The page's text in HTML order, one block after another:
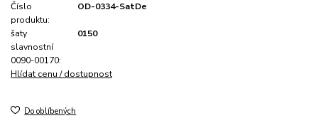
Číslo
produktu:
OD-0334-SatDe
šaty
slavnostní
0090-00170:
0150
Hlídat cenu / dostupnost
Do oblíbených